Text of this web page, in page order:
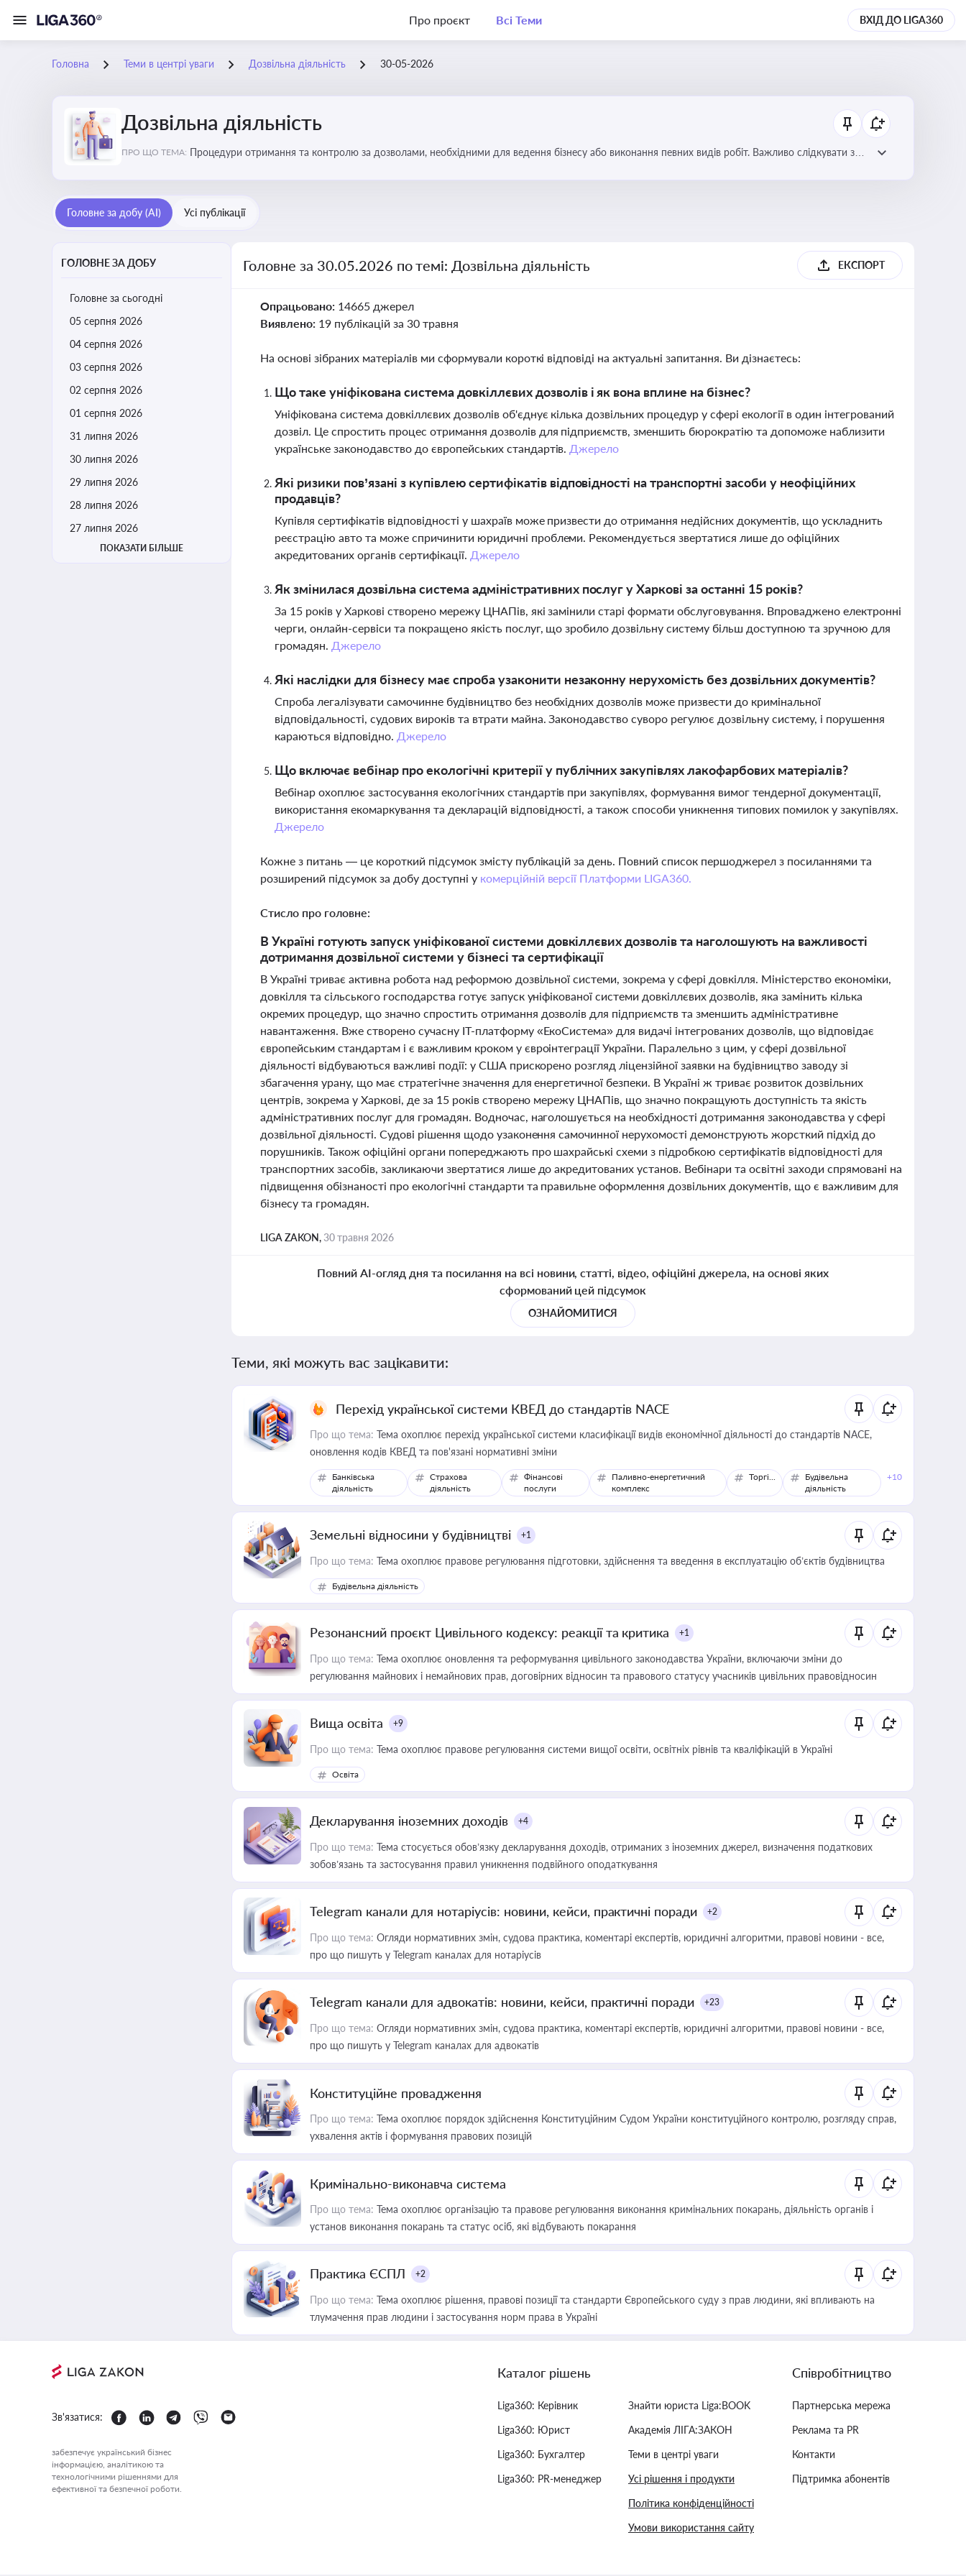
Про проєкт Всі Теми ВХІД ДО LIGA360
Головна Теми в центрі уваги Дозвільна діяльність 30-05-2026
Дозвільна діяльність
ПРО ЩО ТЕМА: Процедури отримання та контролю за дозволами, необхідними для ведення бізнесу або виконання певних видів робіт. Важливо слідкувати за
Головне за добу (AI) Усі публікації
ГОЛОВНЕ ЗА ДОБУ
Головне за сьогодні
05 серпня 2026
04 серпня 2026
03 серпня 2026
02 серпня 2026
01 серпня 2026
31 липня 2026
30 липня 2026
29 липня 2026
28 липня 2026
27 липня 2026
ПОКАЗАТИ БІЛЬШЕ
Головне за 30.05.2026 по темі: Дозвільна діяльність ЕКСПОРТ
Опрацьовано: 14665 джерел
Виявлено: 19 публікацій за 30 травня
На основі зібраних матеріалів ми сформували короткі відповіді на актуальні запитання. Ви дізнаєтесь:
Що таке уніфікована система довкіллєвих дозволів і як вона вплине на бізнес?
Уніфікована система довкіллєвих дозволів об'єднує кілька дозвільних процедур у сфері екології в один інтегрований
дозвіл. Це спростить процес отримання дозволів для підприємств, зменшить бюрократію та допоможе наблизити
українське законодавство до європейських стандартів. Джерело
Які ризики пов’язані з купівлею сертифікатів відповідності на транспортні засоби у неофіційних
продавців?
Купівля сертифікатів відповідності у шахраїв може призвести до отримання недійсних документів, що ускладнить
реєстрацію авто та може спричинити юридичні проблеми. Рекомендується звертатися лише до офіційних
акредитованих органів сертифікації. Джерело
Як змінилася дозвільна система адміністративних послуг у Харкові за останні 15 років?
За 15 років у Харкові створено мережу ЦНАПів, які замінили старі формати обслуговування. Впроваджено електронні
черги, онлайн-сервіси та покращено якість послуг, що зробило дозвільну систему більш доступною та зручною для
громадян. Джерело
Які наслідки для бізнесу має спроба узаконити незаконну нерухомість без дозвільних документів?
Спроба легалізувати самочинне будівництво без необхідних дозволів може призвести до кримінальної
відповідальності, судових вироків та втрати майна. Законодавство суворо регулює дозвільну систему, і порушення
караються відповідно. Джерело
Що включає вебінар про екологічні критерії у публічних закупівлях лакофарбових матеріалів?
Вебінар охоплює застосування екологічних стандартів при закупівлях, формування вимог тендерної документації,
використання екомаркування та декларацій відповідності, а також способи уникнення типових помилок у закупівлях.
Джерело
Кожне з питань — це короткий підсумок змісту публікацій за день. Повний список першоджерел з посиланнями та
розширений підсумок за добу доступні у комерційній версії Платформи LIGA360.
Стисло про головне:
В Україні готують запуск уніфікованої системи довкіллєвих дозволів та наголошують на важливості
дотримання дозвільної системи у бізнесі та сертифікації
В Україні триває активна робота над реформою дозвільної системи, зокрема у сфері довкілля. Міністерство економіки,
довкілля та сільського господарства готує запуск уніфікованої системи довкіллєвих дозволів, яка замінить кілька
окремих процедур, що значно спростить отримання дозволів для підприємств та зменшить адміністративне
навантаження. Вже створено сучасну ІТ-платформу «ЕкоСистема» для видачі інтегрованих дозволів, що відповідає
європейським стандартам і є важливим кроком у євроінтеграції України. Паралельно з цим, у сфері дозвільної
діяльності відбуваються важливі події: у США прискорено розгляд ліцензійної заявки на будівництво заводу зі
збагачення урану, що має стратегічне значення для енергетичної безпеки. В Україні ж триває розвиток дозвільних
центрів, зокрема у Харкові, де за 15 років створено мережу ЦНАПів, що значно покращують доступність та якість
адміністративних послуг для громадян. Водночас, наголошується на необхідності дотримання законодавства у сфері
дозвільної діяльності. Судові рішення щодо узаконення самочинної нерухомості демонструють жорсткий підхід до
порушників. Також офіційні органи попереджають про шахрайські схеми з підробкою сертифікатів відповідності для
транспортних засобів, закликаючи звертатися лише до акредитованих установ. Вебінари та освітні заходи спрямовані на
підвищення обізнаності про екологічні стандарти та правильне оформлення дозвільних документів, що є важливим для
бізнесу та громадян.
LIGA ZAKON,30 травня 2026
Повний AI-огляд дня та посилання на всі новини, статті, відео, офіційні джерела, на основі яких
сформований цей підсумок
ОЗНАЙОМИТИСЯ
Теми, які можуть вас зацікавити:
Перехід української системи КВЕД до стандартів NACE
Про що тема: Тема охоплює перехід української системи класифікації видів економічної діяльності до стандартів NACE,
оновлення кодів КВЕД та пов'язані нормативні зміни
Банківська
діяльність
Страхова
діяльність
Фінансові
послуги
Паливно-енергетичний
комплекс
Торгівля
Будівельна
діяльність
+10
Земельні відносини у будівництві +1
Про що тема: Тема охоплює правове регулювання підготовки, здійснення та введення в експлуатацію об’єктів будівництва
Будівельна діяльність
Резонансний проєкт Цивільного кодексу: реакції та критика +1
Про що тема: Тема охоплює оновлення та реформування цивільного законодавства України, включаючи зміни до
регулювання майнових і немайнових прав, договірних відносин та правового статусу учасників цивільних правовідносин
Вища освіта +9
Про що тема: Тема охоплює правове регулювання системи вищої освіти, освітніх рівнів та кваліфікацій в Україні
Освіта
Декларування іноземних доходів +4
Про що тема: Тема стосується обов’язку декларування доходів, отриманих з іноземних джерел, визначення податкових
зобов’язань та застосування правил уникнення подвійного оподаткування
Telegram канали для нотаріусів: новини, кейси, практичні поради +2
Про що тема: Огляди нормативних змін, судова практика, коментарі експертів, юридичні алгоритми, правові новини - все,
про що пишуть у Telegram каналах для нотаріусів
Telegram канали для адвокатів: новини, кейси, практичні поради +23
Про що тема: Огляди нормативних змін, судова практика, коментарі експертів, юридичні алгоритми, правові новини - все,
про що пишуть у Telegram каналах для адвокатів
Конституційне провадження
Про що тема: Тема охоплює порядок здійснення Конституційним Судом України конституційного контролю, розгляду справ,
ухвалення актів і формування правових позицій
Кримінально-виконавча система
Про що тема: Тема охоплює організацію та правове регулювання виконання кримінальних покарань, діяльність органів і
установ виконання покарань та статус осіб, які відбувають покарання
Практика ЄСПЛ +2
Про що тема: Тема охоплює рішення, правові позиції та стандарти Європейського суду з прав людини, які впливають на
тлумачення прав людини і застосування норм права в Україні
Зв'язатися:
забезпечує український бізнес
інформацією, аналітикою та
технологічними рішеннями для
ефективної та безпечної роботи.
Каталог рішень
Liga360: Керівник
Liga360: Юрист
Liga360: Бухгалтер
Liga360: PR-менеджер
Знайти юриста Liga:BOOK
Академія ЛІГА:ЗАКОН
Теми в центрі уваги
Усі рішення і продукти
Політика конфіденційності
Умови використання сайту
Співробітництво
Партнерська мережа
Реклама та PR
Контакти
Підтримка абонентів